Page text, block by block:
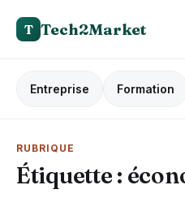
T Tech2Market
Entreprise Formation
RUBRIQUE
Étiquette :